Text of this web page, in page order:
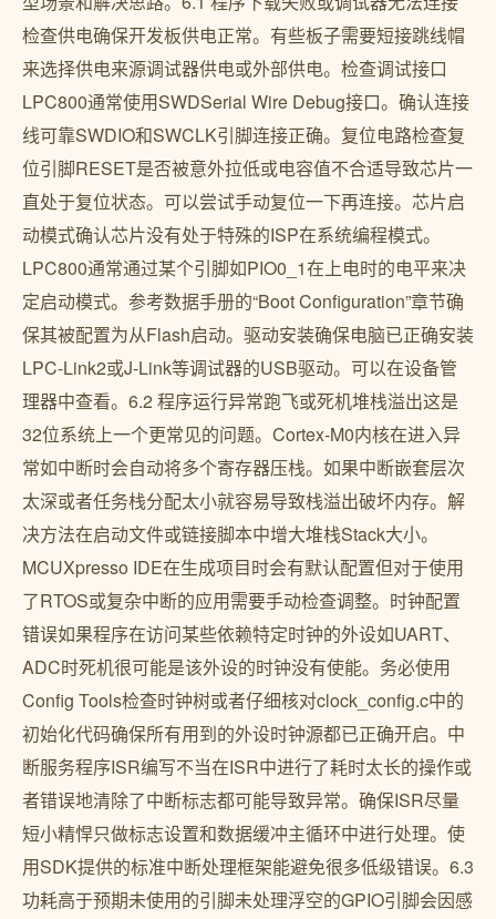
检查供电确保开发板供电正常。有些板子需要短接跳线帽
来选择供电来源调试器供电或外部供电。检查调试接口
LPC800通常使用SWDSerial Wire Debug接口。确认连接
线可靠SWDIO和SWCLK引脚连接正确。复位电路检查复
位引脚RESET是否被意外拉低或电容值不合适导致芯片一
直处于复位状态。可以尝试手动复位一下再连接。芯片启
动模式确认芯片没有处于特殊的ISP在系统编程模式。
LPC800通常通过某个引脚如PIO0_1在上电时的电平来决
定启动模式。参考数据手册的“Boot Configuration”章节确
保其被配置为从Flash启动。驱动安装确保电脑已正确安装
LPC-Link2或J-Link等调试器的USB驱动。可以在设备管
理器中查看。6.2 程序运行异常跑飞或死机堆栈溢出这是
32位系统上一个更常见的问题。Cortex-M0内核在进入异
常如中断时会自动将多个寄存器压栈。如果中断嵌套层次
太深或者任务栈分配太小就容易导致栈溢出破坏内存。解
决方法在启动文件或链接脚本中增大堆栈Stack大小。
MCUXpresso IDE在生成项目时会有默认配置但对于使用
了RTOS或复杂中断的应用需要手动检查调整。时钟配置
错误如果程序在访问某些依赖特定时钟的外设如UART、
ADC时死机很可能是该外设的时钟没有使能。务必使用
Config Tools检查时钟树或者仔细核对clock_config.c中的
初始化代码确保所有用到的外设时钟源都已正确开启。中
断服务程序ISR编写不当在ISR中进行了耗时太长的操作或
者错误地清除了中断标志都可能导致异常。确保ISR尽量
短小精悍只做标志设置和数据缓冲主循环中进行处理。使
用SDK提供的标准中断处理框架能避免很多低级错误。6.3
功耗高于预期未使用的引脚未处理浮空的GPIO引脚会因感